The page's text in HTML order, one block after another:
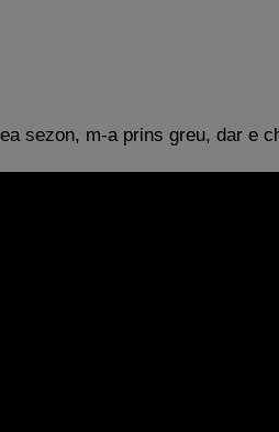
sezon, m-a prins greu, dar e